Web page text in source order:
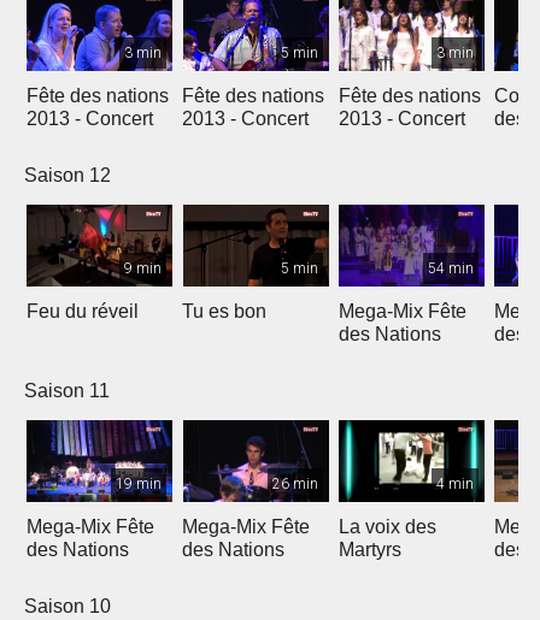
3 min
Fête des nations
2013 - Concert
5 min
Fête des nations
2013 - Concert
3 min
Fête des nations
2013 - Concert
des
Saison 12
9 min
Feu du réveil
5 min
Tu es bon
54 min
Mega-Mix Fête
des Nations
des
Saison 11
19 min
Mega-Mix Fête
des Nations
26 min
Mega-Mix Fête
des Nations
4 min
La voix des
Martyrs
des
Saison 10